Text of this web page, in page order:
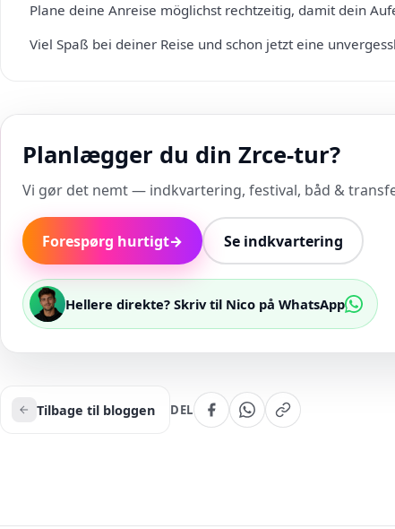
Plane deine Anreise möglichst rechtzeitig, damit dein
Viel Spaß bei deiner Reise und schon jetzt eine
Planlægger du din Zrce-tur?
Vi gør det nemt — indkvartering, festival, båd &
Forespørg hurtigt→ Se indkvartering
Hellere direkte? Skriv til Nico på WhatsApp
Tilbage til bloggen DEL